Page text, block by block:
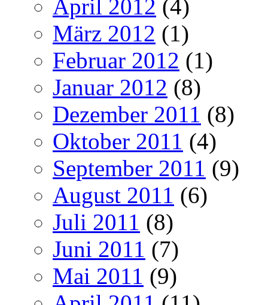
April 2012 (4)
März 2012 (1)
Februar 2012 (1)
Januar 2012 (8)
Dezember 2011 (8)
Oktober 2011 (4)
September 2011 (9)
August 2011 (6)
Juli 2011 (8)
Juni 2011 (7)
Mai 2011 (9)